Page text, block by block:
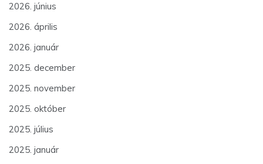
2026. június
2026. április
2026. január
2025. december
2025. november
2025. október
2025. július
2025. január